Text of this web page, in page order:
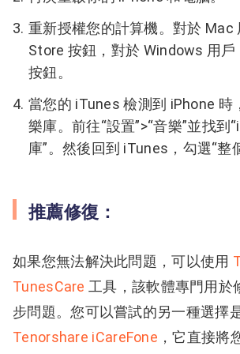
重新授權您的計算機。對於 Mac
Store 按鈕，對於 Windows 用戶
按鈕。
當您的 iTunes 檢測到 iPhone 時
樂庫。前往“設置”>“音樂”並找到
庫”。然後回到 iTunes，勾選“整
推薦修復：
如果您無法解決此問題，可以使用
TunesCare 工具，該軟體專門用於
步問題。您可以嘗試的另一種選擇
Tenorshare iCareFone ，它直接將